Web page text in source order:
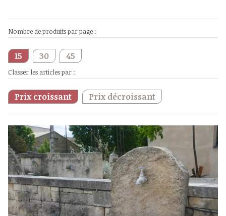
Nombre de produits par page :
15 30 45
Classer les articles par :
Prix croissant Prix décroissant